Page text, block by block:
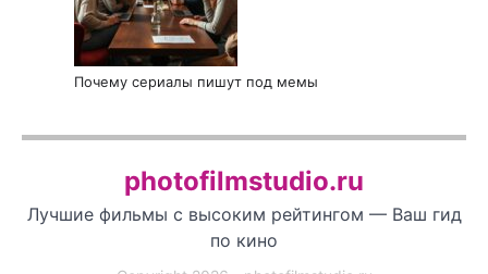
Почему сериалы пишут под мемы
photofilmstudio.ru
Лучшие фильмы с высоким рейтингом — Ваш гид
по кино